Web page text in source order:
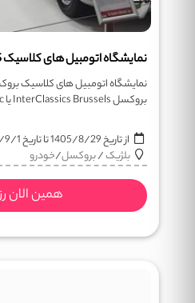
نمایشگاه اتومبیل های کلاسیک
بروکسل InterClassics Brussels یا Classic ...
از تاریخ1405/8/29تا تاریخ9/1
بلژیک/بروکسل/خودرو
همین الان